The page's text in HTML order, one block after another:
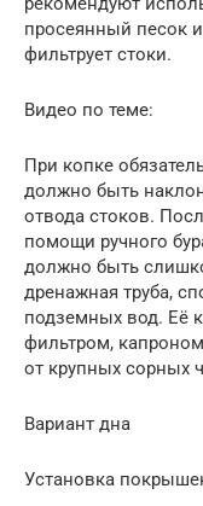
просеянный песок
фильтрует стоки.
Видео по теме:
При копке
должно быть
отвода стоков.
помощи ручного
должно быть
дренажная труба,
подземных вод. Её
фильтром,
от крупных сорных
Вариант дна
Установка